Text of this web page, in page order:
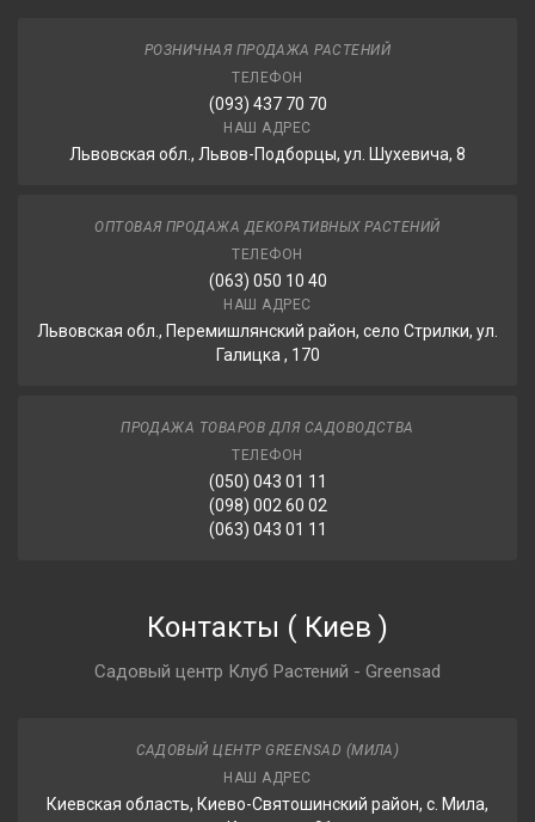
РОЗНИЧНАЯ ПРОДАЖА РАСТЕНИЙ
ТЕЛЕФОН
(093) 437 70 70
НАШ АДРЕС
Львовская обл., Львов-Подборцы, ул. Шухевича, 8
ОПТОВАЯ ПРОДАЖА ДЕКОРАТИВНЫХ РАСТЕНИЙ
ТЕЛЕФОН
(063) 050 10 40
НАШ АДРЕС
Львовская обл., Перемишлянский район, село Стрилки, ул.
Галицка , 170
ПРОДАЖА ТОВАРОВ ДЛЯ САДОВОДСТВА
ТЕЛЕФОН
(050) 043 01 11
(098) 002 60 02
(063) 043 01 11
Контакты ( Киев )
Садовый центр Клуб Растений - Greensad
САДОВЫЙ ЦЕНТР GREENSAD (МИЛА)
НАШ АДРЕС
Киевская область, Киево-Святошинский район, с. Мила,